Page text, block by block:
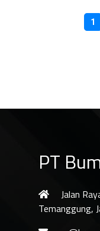
PT
Jalan
Temanggung,